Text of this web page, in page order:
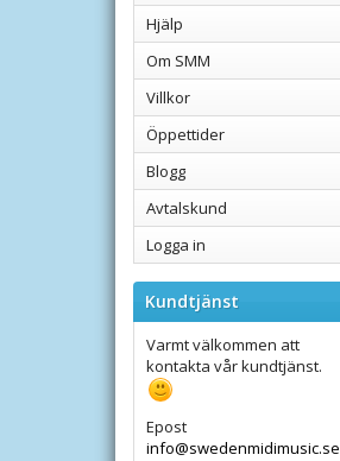
Hjälp
Om SMM
Villkor
Öppettider
Blogg
Avtalskund
Logga in
Kundtjänst
Varmt välkommen att
kontakta vår kundtjänst.
Epost
info@swedenmidimusic.se